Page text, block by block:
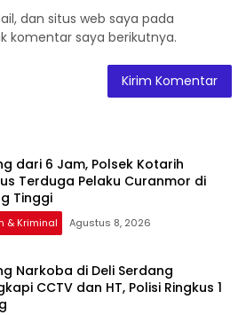
dan situs web saya pada
komentar saya berikutnya.
dari 6 Jam, Polsek Kotarih
Terduga Pelaku Curanmor di
Tinggi
& Kriminal Agustus 8, 2026
Narkoba di Deli Serdang
CCTV dan HT, Polisi Ringkus 1